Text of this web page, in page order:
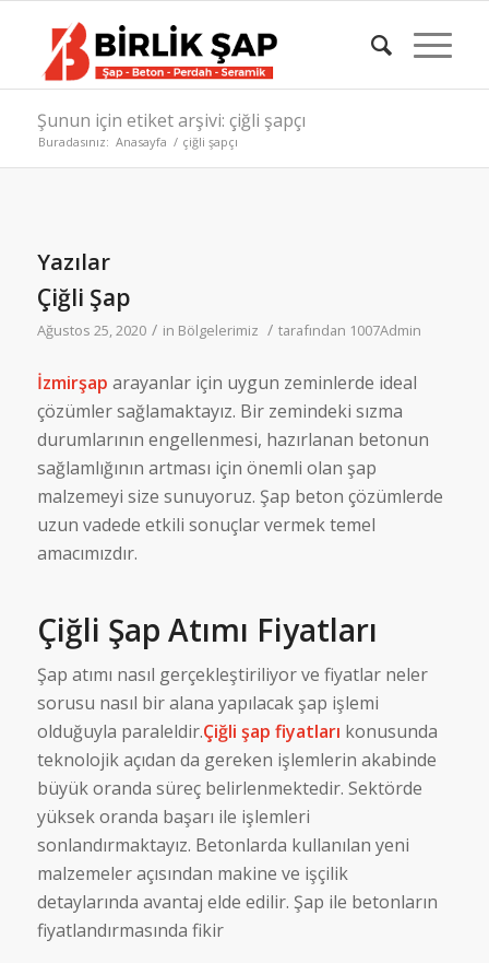
Şunun için etiket arşivi: çiğli şapçı
Buradasınız: Anasayfa / çiğli şapçı
Yazılar
Çiğli Şap
Ağustos 25, 2020 / in Bölgelerimiz / tarafından 1007Admin
İzmirşap arayanlar için uygun zeminlerde ideal
çözümler sağlamaktayız. Bir zemindeki sızma
durumlarının engellenmesi, hazırlanan betonun
sağlamlığının artması için önemli olan şap
malzemeyi size sunuyoruz. Şap beton çözümlerde
uzun vadede etkili sonuçlar vermek temel
amacımızdır.
Çiğli Şap Atımı Fiyatları
Şap atımı nasıl gerçekleştiriliyor ve fiyatlar neler
sorusu nasıl bir alana yapılacak şap işlemi
olduğuyla paraleldir.Çiğli şap fiyatları konusunda
teknolojik açıdan da gereken işlemlerin akabinde
büyük oranda süreç belirlenmektedir. Sektörde
yüksek oranda başarı ile işlemleri
sonlandırmaktayız. Betonlarda kullanılan yeni
malzemeler açısından makine ve işçilik
detaylarında avantaj elde edilir. Şap ile betonların
fiyatlandırmasında fikir